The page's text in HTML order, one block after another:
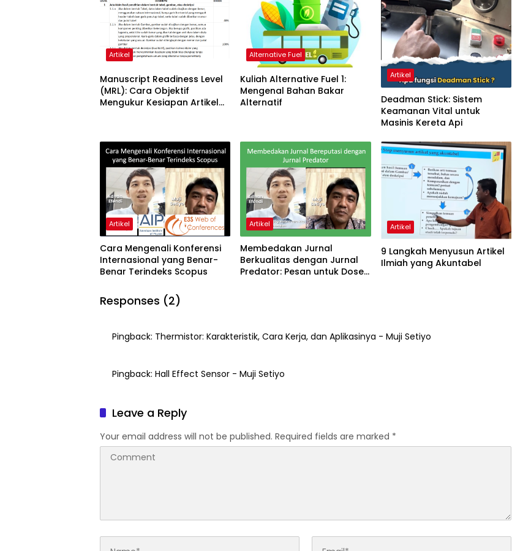
Artikel
Manuscript Readiness Level
(MRL): Cara Objektif
Mengukur Kesiapan Artikel
Alternative Fuel
Kuliah Alternative Fuel 1:
Mengenal Bahan Bakar
Alternatif
Artikel
Deadman Stick: Sistem
Keamanan Vital untuk
Masinis Kereta Api
Artikel
Cara Mengenali Konferensi
Internasional yang Benar-
Benar Terindeks Scopus
Artikel
Membedakan Jurnal
Berkualitas dengan Jurnal
Predator: Pesan untuk Dosen
Artikel
9 Langkah Menyusun Artikel
Ilmiah yang Akuntabel
Responses (2)
Pingback: Thermistor: Karakteristik, Cara Kerja, dan Aplikasinya - Muji Setiyo
Pingback: Hall Effect Sensor - Muji Setiyo
Leave a Reply
Your email address will not be published. Required fields are marked *